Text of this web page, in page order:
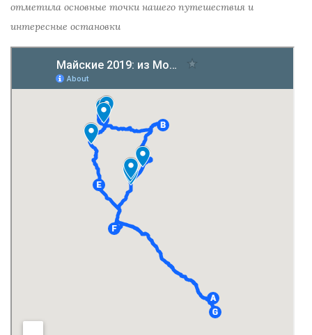
отметила основные точки нашего путешествия и
интересные остановки